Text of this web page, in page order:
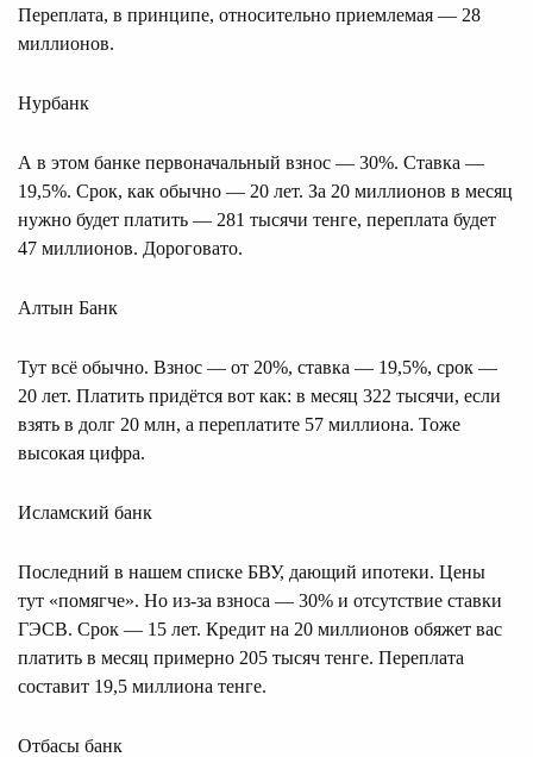
Переплата, в принципе, относительно приемлемая — 28
миллионов.
Нурбанк
А в этом банке первоначальный взнос — 30%. Ставка —
19,5%. Срок, как обычно — 20 лет. За 20 миллионов в месяц
нужно будет платить — 281 тысячи тенге, переплата будет
47 миллионов. Дороговато.
Алтын Банк
Тут всё обычно. Взнос — от 20%, ставка — 19,5%, срок —
20 лет. Платить придётся вот как: в месяц 322 тысячи, если
взять в долг 20 млн, а переплатите 57 миллиона. Тоже
высокая цифра.
Исламский банк
Последний в нашем списке БВУ, дающий ипотеки. Цены
тут «помягче». Но из-за взноса — 30% и отсутствие ставки
ГЭСВ. Срок — 15 лет. Кредит на 20 миллионов обяжет вас
платить в месяц примерно 205 тысяч тенге. Переплата
составит 19,5 миллиона тенге.
Отбасы банк